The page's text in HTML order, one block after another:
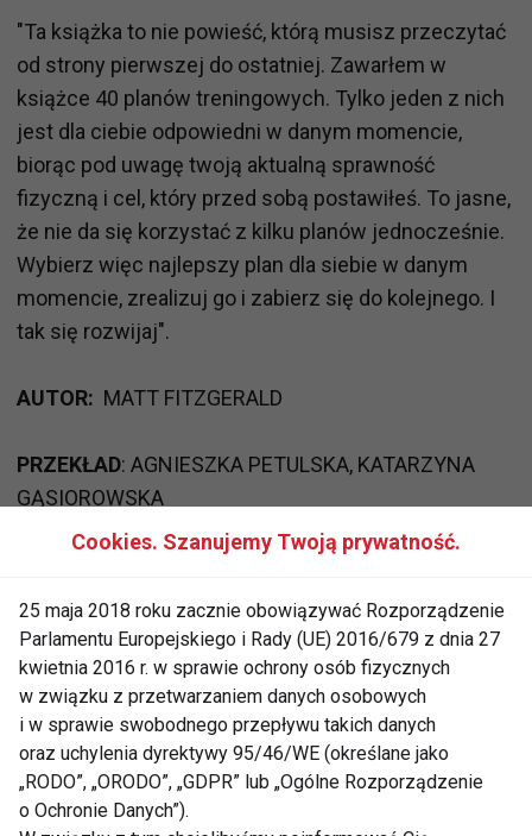
"Ta książka to nie powieść, którą musisz przeczytać
od strony pierwszej do ostatniej. Zawarłem w
książce 40 planów treningowych. Tylko jeden z nich
jest dla ciebie odpowiedni w danym momencie,
biorąc pod uwagę twoją aktualną sprawność
fizyczną i cel, który przed sobą postawiłeś. To jasne,
że nie da się korzystać z kilku planów jednocześnie.
Wybierz więc najlepszy plan dla siebie w danym
momencie, zrealizuj go i zabierz się do kolejnego. I
tak się rozwijaj".
AUTOR: MATT FITZGERALD
PRZEKŁAD: AGNIESZKA PETULSKA, KATARZYNA
GĄSIOROWSKA
Matt Fitzgeraldswój pierwszy triathlon ukończył w
1998 roku. Cztery lata później zameldował się na
mecie Ironmana. Matt jest trenerem triathlonistów i
biegaczy, wykwalifikowanym dietetykiem, ale
największą popularność przyniosły mu publikacje
książkowe.
Cookies. Szanujemy Twoją prywatność.
25 maja 2018 roku zacznie obowiązywać Rozporządzenie
Parlamentu Europejskiego i Rady (UE) 2016/679 z dnia 27
kwietnia 2016 r. w sprawie ochrony osób fizycznych
w związku z przetwarzaniem danych osobowych
i w sprawie swobodnego przepływu takich danych
oraz uchylenia dyrektywy 95/46/WE (określane jako
„RODO”, „ORODO”, „GDPR” lub „Ogólne Rozporządzenie
o Ochronie Danych”).